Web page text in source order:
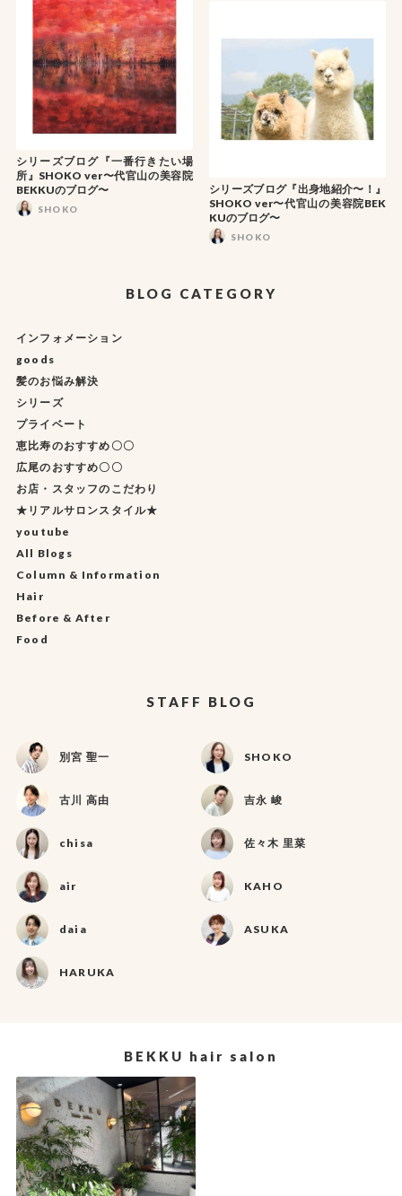
シリーズブログ『一番行きたい場
所』SHOKO ver〜代官山の美容院
BEKKUのブログ〜
SHOKO
シリーズブログ『出身地紹介〜！』
SHOKO ver〜代官山の美容院BEK
KUのブログ〜
SHOKO
BLOG CATEGORY
インフォメーション
goods
髪のお悩み解決
シリーズ
プライベート
恵比寿のおすすめ〇〇
広尾のおすすめ〇〇
お店・スタッフのこだわり
★リアルサロンスタイル★
youtube
All Blogs
Column & Information
Hair
Before & After
Food
STAFF BLOG
別宮 聖一 SHOKO
古川 高由 吉永 峻
chisa 佐々木 里菜
air KAHO
daia ASUKA
HARUKA
BEKKU hair salon